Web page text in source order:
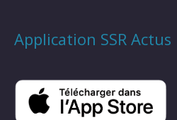
Application SSR Actus